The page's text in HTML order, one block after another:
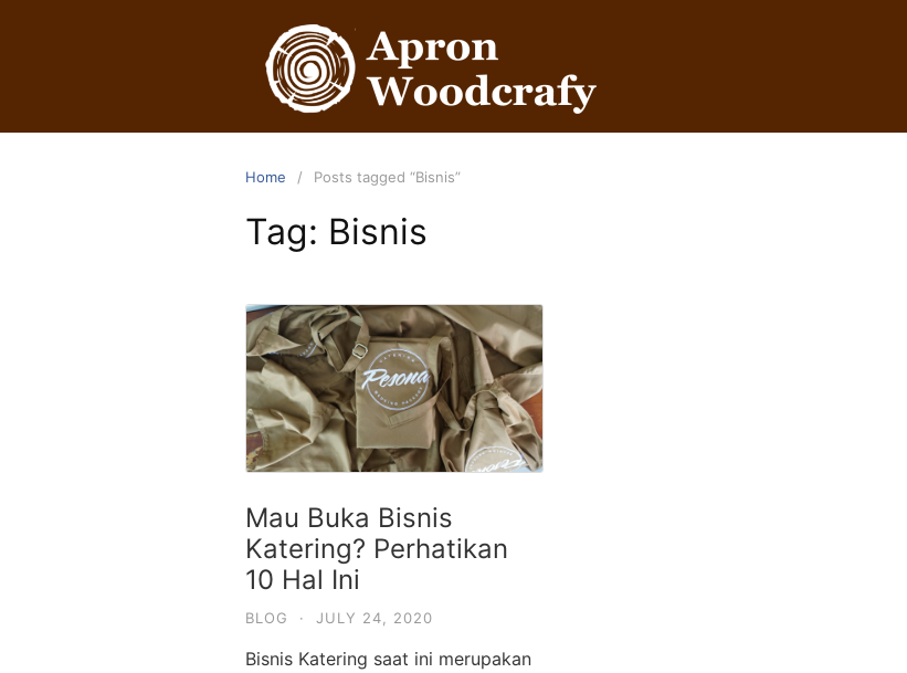
Home Posts tagged “Bisnis”
Tag: Bisnis
Mau Buka Bisnis
Katering? Perhatikan
10 Hal Ini
BLOG · JULY 24, 2020
Bisnis Katering saat ini merupakan